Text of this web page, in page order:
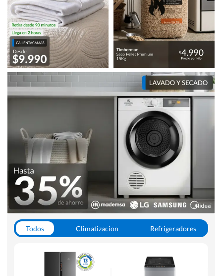
Todos Climatizacion
Refrigeradores
Hornos y Microondas